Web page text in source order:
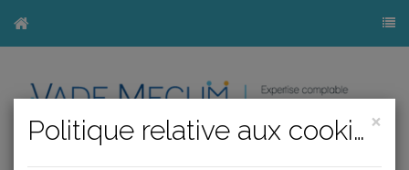
×
Politique relative aux cookies